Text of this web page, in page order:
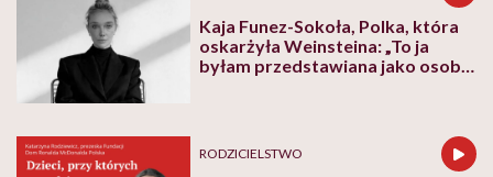
Kaja Funez-Sokoła, Polka, która
oskarżyła Weinsteina: „To ja
byłam przedstawiana jako osoba,
RODZICIELSTWO